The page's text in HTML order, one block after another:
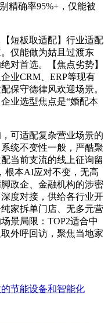
精确率95%+，仅能被
短板取适配】行业适配
仅能做为姑且过渡东
对首选。【焦点劣势】
业CRM、ERP等现有
保守德律风欢迎场景。
业选型焦点是“婚配本
可适配复杂营业场景的
统不变性一般，严酷聚
当前支流的线上征询留
根本AI应对不变，无高
政企、金融机构的涉密
度对接，供给各行业开
家拆单门店、无多元营
景局限：TOP2适合中
外呼回访，聚焦当地家
节能设备和智能化